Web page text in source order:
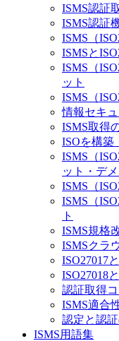
ISMS認証
ISMS認証
ISMS（
ISMSと
ISMS（
ット
ISMS（
情報セキ
ISMS取得
ISOを構築
ISMS（
ット・デ
ISMS（
ISMS（
ト
ISMS規格
ISMSクラ
ISO27017
ISO27018
認証取得
ISMS適合
認定と認
ISMS用語集